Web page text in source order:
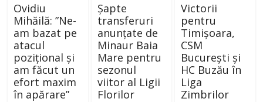
Ovidiu
Mihăilă: ”Ne-
am bazat pe
atacul
pozițional și
am făcut un
efort maxim
în apărare”
Șapte
transferuri
anunțate de
Minaur Baia
Mare pentru
sezonul
viitor al Ligii
Florilor
Victorii
pentru
Timișoara,
CSM
București și
HC Buzău în
Liga
Zimbrilor